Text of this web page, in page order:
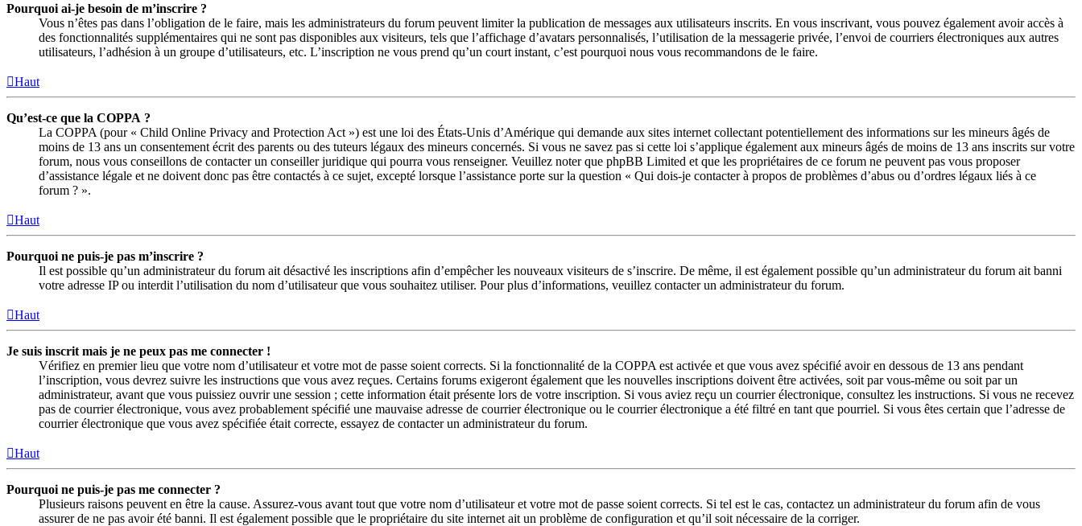
Pourquoi ai-je besoin de m’inscrire ?
Vous n’êtes pas dans l’obligation de le faire, mais les administrateurs du forum peuvent limiter la publication de messages aux utilisateurs inscrits. En vous inscrivant, vous pouvez également avoir accès à
des fonctionnalités supplémentaires qui ne sont pas disponibles aux visiteurs, tels que l’affichage d’avatars personnalisés, l’utilisation de la messagerie privée, l’envoi de courriers électroniques aux autres
utilisateurs, l’adhésion à un groupe d’utilisateurs, etc. L’inscription ne vous prend qu’un court instant, c’est pourquoi nous vous recommandons de le faire.
Haut
Qu’est-ce que la COPPA ?
La COPPA (pour « Child Online Privacy and Protection Act ») est une loi des États-Unis d’Amérique qui demande aux sites internet collectant potentiellement des informations sur les mineurs âgés de
moins de 13 ans un consentement écrit des parents ou des tuteurs légaux des mineurs concernés. Si vous ne savez pas si cette loi s’applique également aux mineurs âgés de moins de 13 ans inscrits sur votre
forum, nous vous conseillons de contacter un conseiller juridique qui pourra vous renseigner. Veuillez noter que phpBB Limited et que les propriétaires de ce forum ne peuvent pas vous proposer
d’assistance légale et ne doivent donc pas être contactés à ce sujet, excepté lorsque l’assistance porte sur la question « Qui dois-je contacter à propos de problèmes d’abus ou d’ordres légaux liés à ce
forum ? ».
Haut
Pourquoi ne puis-je pas m’inscrire ?
Il est possible qu’un administrateur du forum ait désactivé les inscriptions afin d’empêcher les nouveaux visiteurs de s’inscrire. De même, il est également possible qu’un administrateur du forum ait banni
votre adresse IP ou interdit l’utilisation du nom d’utilisateur que vous souhaitez utiliser. Pour plus d’informations, veuillez contacter un administrateur du forum.
Haut
Je suis inscrit mais je ne peux pas me connecter !
Vérifiez en premier lieu que votre nom d’utilisateur et votre mot de passe soient corrects. Si la fonctionnalité de la COPPA est activée et que vous avez spécifié avoir en dessous de 13 ans pendant
l’inscription, vous devrez suivre les instructions que vous avez reçues. Certains forums exigeront également que les nouvelles inscriptions doivent être activées, soit par vous-même ou soit par un
administrateur, avant que vous puissiez ouvrir une session ; cette information était présente lors de votre inscription. Si vous aviez reçu un courrier électronique, consultez les instructions. Si vous ne recevez
pas de courrier électronique, vous avez probablement spécifié une mauvaise adresse de courrier électronique ou le courrier électronique a été filtré en tant que pourriel. Si vous êtes certain que l’adresse de
courrier électronique que vous avez spécifiée était correcte, essayez de contacter un administrateur du forum.
Haut
Pourquoi ne puis-je pas me connecter ?
Plusieurs raisons peuvent en être la cause. Assurez-vous avant tout que votre nom d’utilisateur et votre mot de passe soient corrects. Si tel est le cas, contactez un administrateur du forum afin de vous
assurer de ne pas avoir été banni. Il est également possible que le propriétaire du site internet ait un problème de configuration et qu’il soit nécessaire de la corriger.